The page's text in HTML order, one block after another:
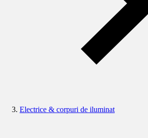
Electrice & corpuri de iluminat